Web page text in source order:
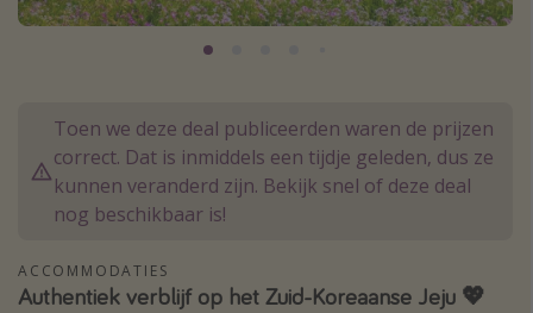
Thailand
Madeira
Egypte
Type vakantie
Toen we deze deal publiceerden waren de prijzen
correct. Dat is inmiddels een tijdje geleden, dus ze
kunnen veranderd zijn. Bekijk snel of deze deal
nog beschikbaar is!
ACCOMMODATIES
Authentiek verblijf op het Zuid-Koreaanse Jeju 💖